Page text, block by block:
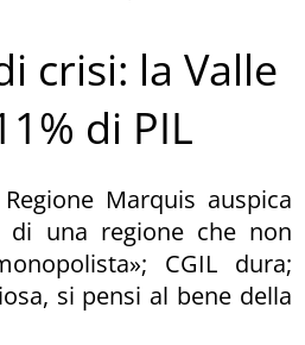
crisi: la Valle
di PIL
Marquis auspica
di una regione che non
CGIL dura;
si pensi al bene della